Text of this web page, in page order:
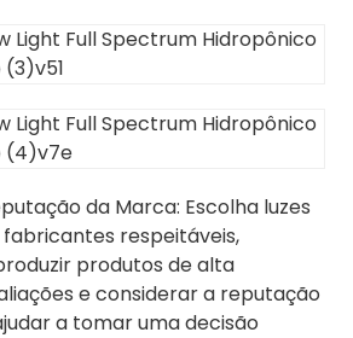
da Marca: Escolha luzes
fabricantes respeitáveis,
produtos de alta
e considerar a reputação
a tomar uma decisão